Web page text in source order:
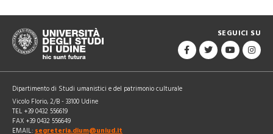
SEGUICI SU
Dipartimento di Studi umanistici e del patrimonio culturale
Vicolo Florio, 2/B - 33100 Udine
TEL +39 0432 556619
FAX +39 0432 556649
EMAIL: segreteria.dium@uniud.it